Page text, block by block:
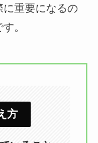
に重要になるの
。
方